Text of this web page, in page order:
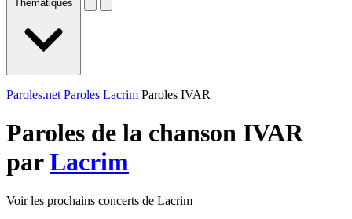
Thématiques
Paroles.net Paroles Lacrim Paroles IVAR
Paroles de la chanson IVAR
parLacrim
Voir les prochains concerts de Lacrim